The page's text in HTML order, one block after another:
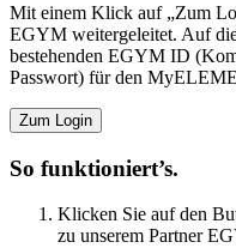
Mit einem Klick auf „Zum
EGYM weitergeleitet. Auf
bestehenden EGYM ID
Passwort) für den
Zum Login
So funktioniert’s.
Klicken Sie auf den
zu unserem Partner